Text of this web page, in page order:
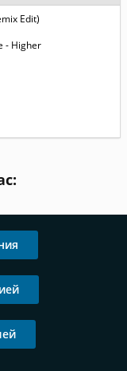
Edit)
- Higher